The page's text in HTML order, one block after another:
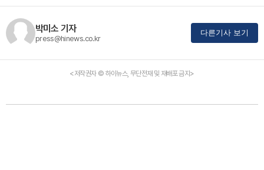
박미소 기자
press@hinews.co.kr
다른기사 보기
<저작권자 © 하이뉴스, 무단전재 및 재배포 금지>